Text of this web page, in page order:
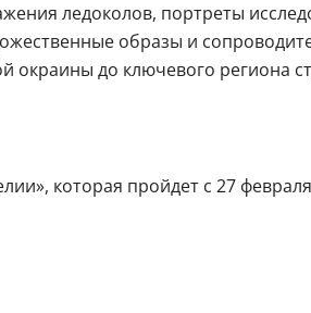
ледоколов, портреты
образы и
окраины до ключевого региона
которая пройдет с 27